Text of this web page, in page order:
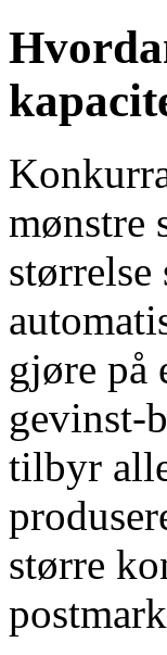
mønstre
gjøre på
gevinst-
tilbyr
større